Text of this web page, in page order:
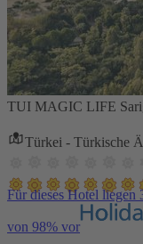
TUI MAGIC LIFE
Türkei - Türkische
Für dieses Hotel
von 98% vor